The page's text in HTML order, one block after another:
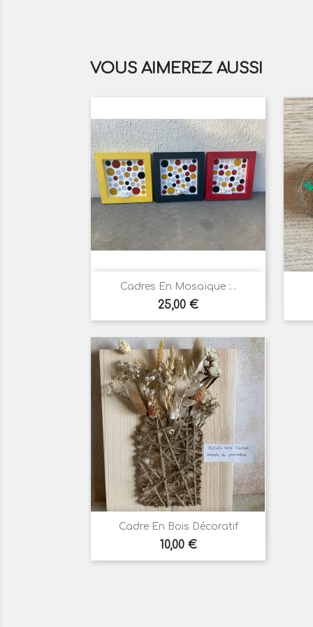
VOUS AIMEREZ AUSSI
Cadres En Mosaïque :...
Prix
25,00 €
Aperçu rapide
RougeNoir
Cadre En Bois Décoratif
Prix
10,00 €
Aperçu rapide